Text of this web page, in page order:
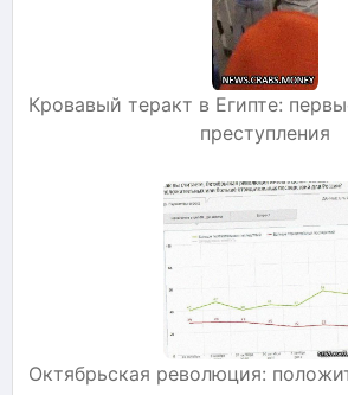
Кровавый теракт в Египте:
преступления
Октябрьская революция: